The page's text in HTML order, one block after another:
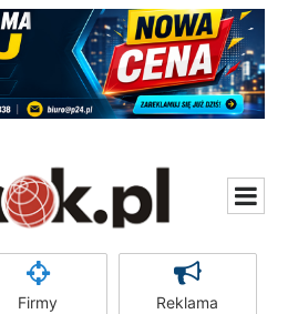
Firmy Reklama